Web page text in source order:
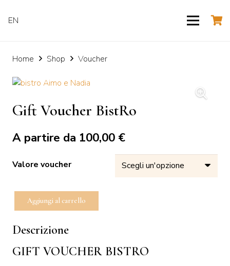
EN
Home Shop Voucher
Gift Voucher BistRo
A partire da 100,00 €
Valore voucher
BistRo
Aggiungi al carrello
Descrizione
GIFT VOUCHER BISTRO